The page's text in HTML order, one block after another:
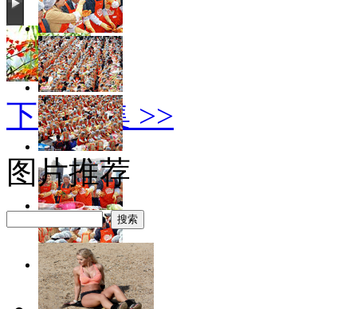
下一图集 >>
图片推荐